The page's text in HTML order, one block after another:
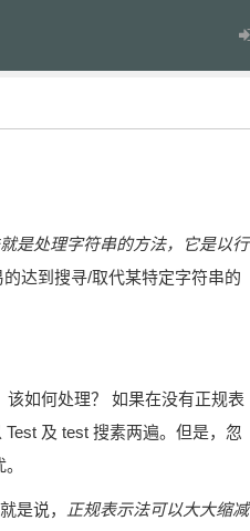
是处理字符串的方法，它是以行
达到搜寻/取代某特定字符串的
如何处理？ 如果在没有正规表
及 test 搜素两遍。但是，忽
是说，
正规表示法可以大大缩减